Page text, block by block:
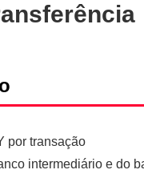
por transação
intermediário e do